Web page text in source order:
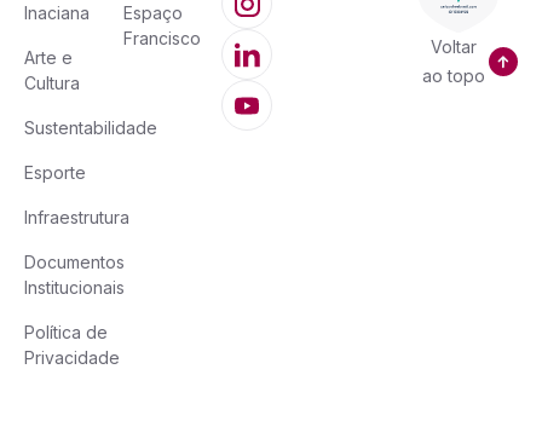
Inaciana
Arte e
Cultura
Sustentabilidade
Esporte
Infraestrutura
Documentos
Institucionais
Política de
Privacidade
Espaço
Francisco
Voltar
ao topo